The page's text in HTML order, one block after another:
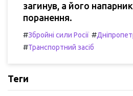
загинув, а його
поранення.
#Збройні сили Росії #
#Транспортний засіб
Теги